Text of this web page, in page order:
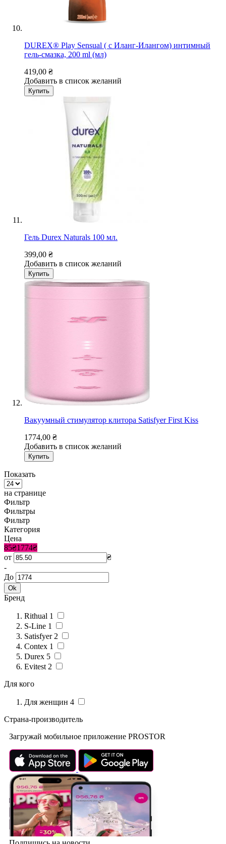
DUREX® Play Sensual ( с Иланг-Илангом) интимный
гель-смазка, 200 ml (мл)
419,00 ₴
Добавить в список желаний
Купить
Гель Durex Naturals 100 мл.
399,00 ₴
Добавить в список желаний
Купить
Вакуумный стимулятор клитора Satisfyer First Kiss
1774,00 ₴
Добавить в список желаний
Купить
Показать
на странице
Фильтр
Фильтры
Фильтр
Категория
Цена
85₴1774₴
от
₴
-
До
Ok
Бренд
Rithual 1
S-Line 1
Satisfyer 2
Contex 1
Durex 5
Evitest 2
Для кого
Для женщин 4
Страна-производитель
Загружай мобильное приложение PROSTOR